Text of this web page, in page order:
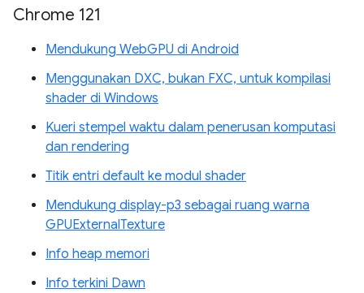
Chrome 121
Mendukung WebGPU di Android
Menggunakan DXC, bukan FXC, untuk kompilasi
shader di Windows
Kueri stempel waktu dalam penerusan komputasi
dan rendering
Titik entri default ke modul shader
Mendukung display-p3 sebagai ruang warna
GPUExternalTexture
Info heap memori
Info terkini Dawn